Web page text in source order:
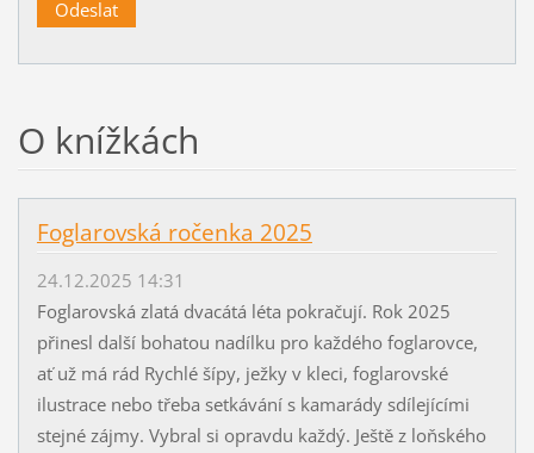
O knížkách
Foglarovská ročenka 2025
24.12.2025 14:31
Foglarovská zlatá dvacátá léta pokračují. Rok 2025
přinesl další bohatou nadílku pro každého foglarovce,
ať už má rád Rychlé šípy, ježky v kleci, foglarovské
ilustrace nebo třeba setkávání s kamarády sdílejícími
stejné zájmy. Vybral si opravdu každý. Ještě z loňského